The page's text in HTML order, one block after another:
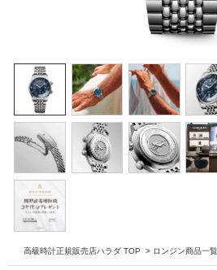
高級時計正規販売店ハラダ TOP > ロンジン商品一覧